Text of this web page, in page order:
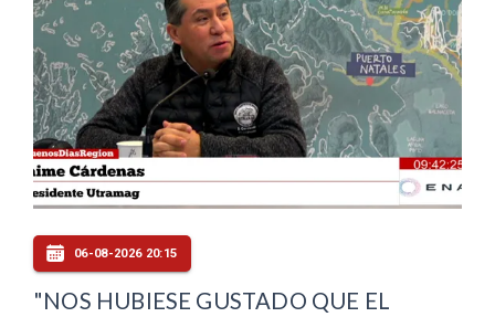
06-08-2026 20:15
"NOS HUBIESE GUSTADO QUE EL